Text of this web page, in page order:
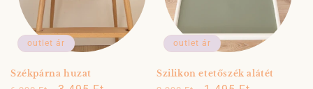
outlet ár
Székpárna huzat
outlet ár
Szilikon etetőszék alátét